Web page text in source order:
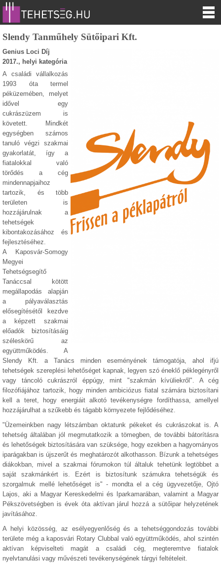
Slendy Tanműhely Sütőipari Kft.
Genius Loci Díj
2017., helyi kategória
A családi vállalkozás
1993 óta termel
péküzemében, melyet
idővel egy
cukrászüzem is
követett. Mindkét
egységben számos
tanuló végzi szakmai
gyakorlatát, így a
fiatalokkal való
törődés a cég
mindennapjaihoz
tartozik, és több
területen is
hozzájárulnak a
tehetségek
kibontakozásához és
fejlesztéséhez.
A Kaposvár-Somogy
Megyei
Tehetségsegítő
Tanáccsal kötött
megállapodás alapján
a pályaválasztás
elősegítésétől kezdve
a képzett szakmai
előadók biztosításáig
széleskörű az
együttműködés. A
Slendy Kft. a Tanács minden eseményének támogatója, ahol ifjú
tehetségek szereplési lehetőséget kapnak, legyen szó éneklő péklegényről
vagy táncoló cukrászról éppúgy, mint "szakmán kívüliekről". A cég
filozófiájához tartozik, hogy minden ambiciózus fiatal számára biztosítani
kell a teret, hogy energiáit alkotó tevékenységre fordíthassa, amellyel
hozzájárulhat a szűkebb és tágabb környezete fejlődéséhez.
"Üzemeinkben nagy létszámban oktatunk pékeket és cukrászokat is. A
tehetség általában jól megmutatkozik a tömegben, de további bátorításra
és lehetőségek biztosítására van szüksége, hogy ezekben a hagyományos
iparágakban is újszerűt és meghatározót alkothasson. Bízunk a tehetséges
diákokban, mivel a szakmai fórumokon túl általuk tehetünk legtöbbet a
saját szakmánkért is. Ezért is biztosítunk számukra tehetségük és
szorgalmuk mellé lehetőséget is" - mondta el a cég ügyvezetője, Ojtó
Lajos, aki a Magyar Kereskedelmi és Iparkamarában, valamint a Magyar
Pékszövetségben is évek óta aktívan járul hozzá a sütőipar helyzetének
javításához.
A helyi közösség, az esélyegyenlőség és a tehetséggondozás további
területe még a kaposvári Rotary Clubbal való együttműködés, ahol szintén
aktívan képviselteti magát a családi cég, megteremtve fiatalok
nyelvtanulási vagy művészeti tevékenységének tárgyi feltételeit.